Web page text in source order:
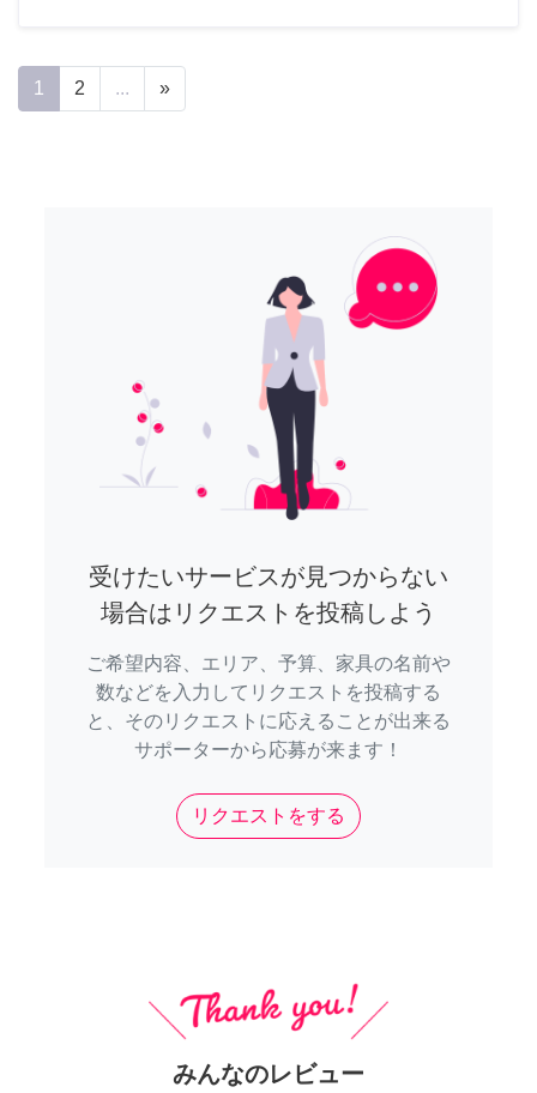
1 2 ... »
受けたいサービスが見つからない
場合はリクエストを投稿しよう
ご希望内容、エリア、予算、家具の名前や
数などを入力してリクエストを投稿する
と、そのリクエストに応えることが出来る
サポーターから応募が来ます！
リクエストをする
みんなのレビュー